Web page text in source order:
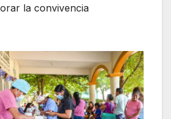
la convivencia